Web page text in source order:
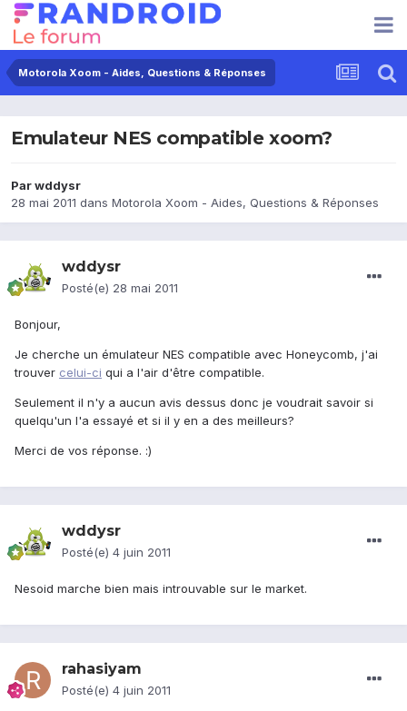
Motorola Xoom - Aides, Questions & Réponses
Emulateur NES compatible xoom?
Parwddysr
28 mai 2011 dans Motorola Xoom - Aides, Questions & Réponses
wddysr
Posté(e) 28 mai 2011
Bonjour,
Je cherche un émulateur NES compatible avec Honeycomb, j'ai
trouver celui-ci qui a l'air d'être compatible.
Seulement il n'y a aucun avis dessus donc je voudrait savoir si
quelqu'un l'a essayé et si il y en a des meilleurs?
Merci de vos réponse. :)
wddysr
Posté(e) 4 juin 2011
Nesoid marche bien mais introuvable sur le market.
rahasiyam
Posté(e) 4 juin 2011